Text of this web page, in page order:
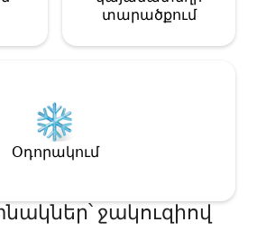
տարածքում
Օդորակում
ջակուզիով